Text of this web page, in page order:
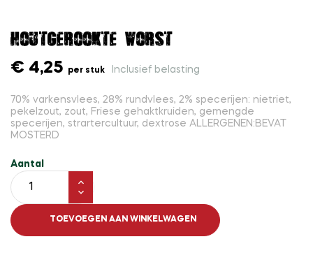
Houtgerookte worst
€ 4,25 per stuk Inclusief belasting
70% varkensvlees, 28% rundvlees, 2% specerijen: nietriet,
pekelzout, zout, Friese gehaktkruiden, gemengde
specerijen, strartercultuur, dextrose ALLERGENEN:BEVAT
MOSTERD
Aantal
TOEVOEGEN AAN WINKELWAGEN